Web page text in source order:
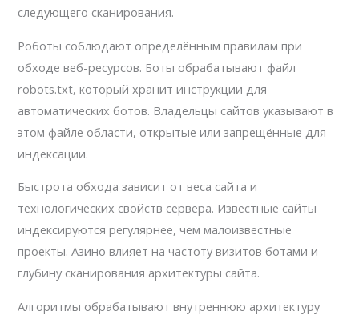
следующего сканирования.
Роботы соблюдают определённым правилам при
обходе веб-ресурсов. Боты обрабатывают файл
robots.txt, который хранит инструкции для
автоматических ботов. Владельцы сайтов указывают в
этом файле области, открытые или запрещённые для
индексации.
Быстрота обхода зависит от веса сайта и
технологических свойств сервера. Известные сайты
индексируются регулярнее, чем малоизвестные
проекты. Азино влияет на частоту визитов ботами и
глубину сканирования архитектуры сайта.
Алгоритмы обрабатывают внутреннюю архитектуру